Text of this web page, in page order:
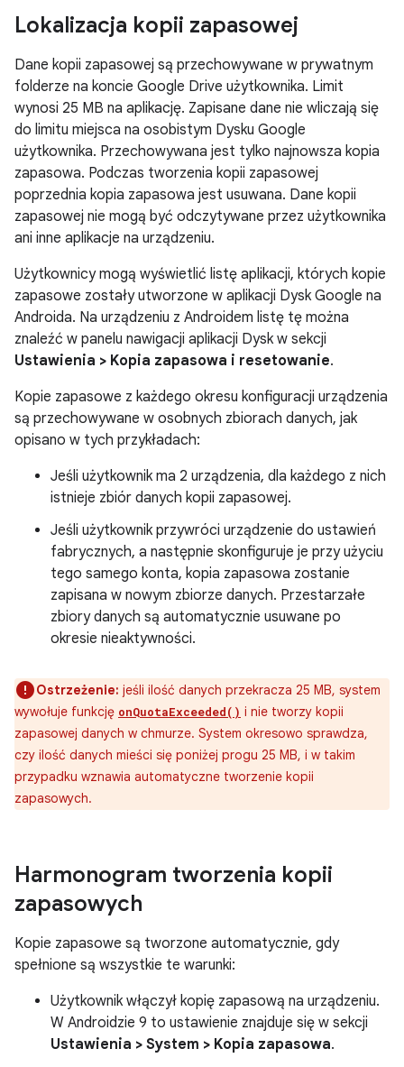
Lokalizacja kopii zapasowej
Dane kopii zapasowej są przechowywane w prywatnym
folderze na koncie Google Drive użytkownika. Limit
wynosi 25 MB na aplikację. Zapisane dane nie wliczają się
do limitu miejsca na osobistym Dysku Google
użytkownika. Przechowywana jest tylko najnowsza kopia
zapasowa. Podczas tworzenia kopii zapasowej
poprzednia kopia zapasowa jest usuwana. Dane kopii
zapasowej nie mogą być odczytywane przez użytkownika
ani inne aplikacje na urządzeniu.
Użytkownicy mogą wyświetlić listę aplikacji, których kopie
zapasowe zostały utworzone w aplikacji Dysk Google na
Androida. Na urządzeniu z Androidem listę tę można
znaleźć w panelu nawigacji aplikacji Dysk w sekcji
Ustawienia > Kopia zapasowa i resetowanie.
Kopie zapasowe z każdego okresu konfiguracji urządzenia
są przechowywane w osobnych zbiorach danych, jak
opisano w tych przykładach:
Jeśli użytkownik ma 2 urządzenia, dla każdego z nich
istnieje zbiór danych kopii zapasowej.
Jeśli użytkownik przywróci urządzenie do ustawień
fabrycznych, a następnie skonfiguruje je przy użyciu
tego samego konta, kopia zapasowa zostanie
zapisana w nowym zbiorze danych. Przestarzałe
zbiory danych są automatycznie usuwane po
okresie nieaktywności.
Ostrzeżenie: jeśli ilość danych przekracza 25 MB, system
wywołuje funkcję onQuotaExceeded() i nie tworzy kopii
zapasowej danych w chmurze. System okresowo sprawdza,
czy ilość danych mieści się poniżej progu 25 MB, i w takim
przypadku wznawia automatyczne tworzenie kopii
zapasowych.
Harmonogram tworzenia kopii
zapasowych
Kopie zapasowe są tworzone automatycznie, gdy
spełnione są wszystkie te warunki:
Użytkownik włączył kopię zapasową na urządzeniu.
W Androidzie 9 to ustawienie znajduje się w sekcji
Ustawienia > System > Kopia zapasowa.